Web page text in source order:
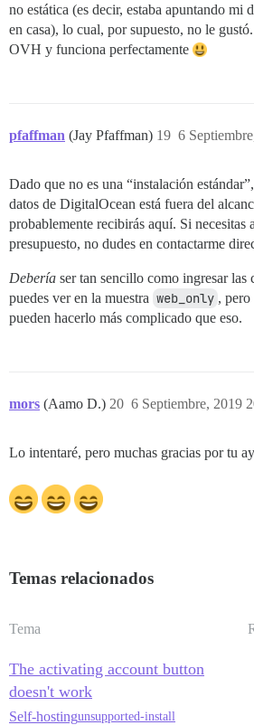
no estática (es decir, estaba apuntando mi
en casa), lo cual, por supuesto, no le
OVH y funciona perfectamente
pfaffman (Jay Pfaffman) 6
19
Dado que no es una “instalación
datos de DigitalOcean está fuera del
probablemente recibirás aquí. Si necesitas
presupuesto, no dudes en contactarme
Debería ser tan sencillo como ingresar las
puedes ver en la muestra web_only , pero
pueden hacerlo más complicado que eso.
mors (Aamo D.) 6 Septiembre, 2019
20
Lo intentaré, pero muchas gracias por tu
Temas relacionados
Tema
The activating account button
doesn't work
Self-hostingunsupported-install